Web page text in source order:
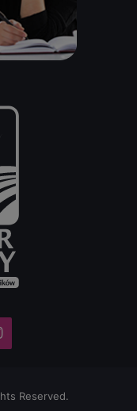
Instagram
Reserved.